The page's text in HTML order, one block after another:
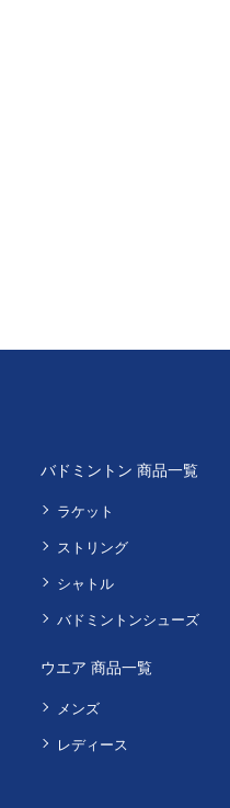
バドミントン 商品一覧
ラケット
ストリング
シャトル
バドミントンシューズ
ウエア 商品一覧
メンズ
レディース